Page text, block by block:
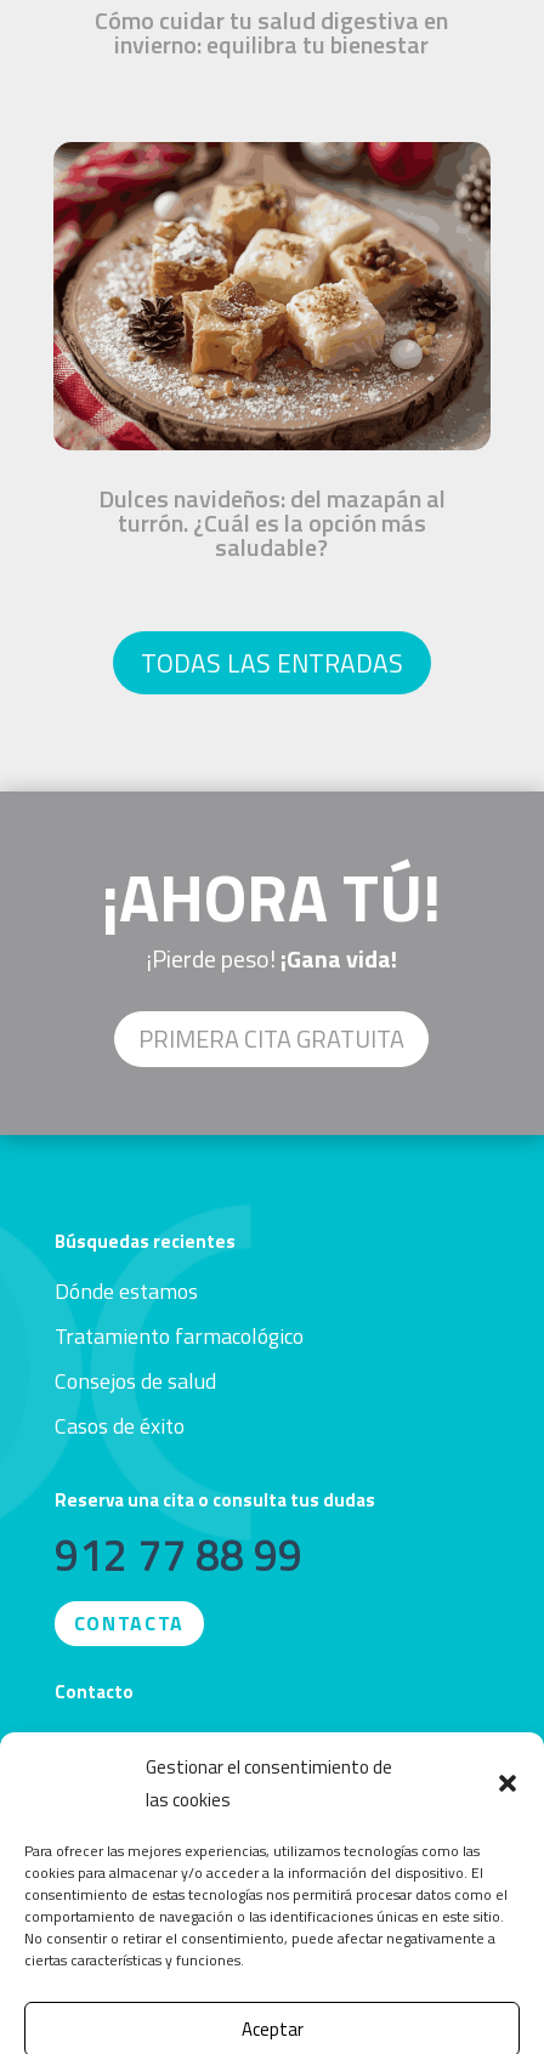
Gestionar el consentimiento de
las cookies
Para ofrecer las mejores experiencias, utilizamos tecnologías como las
cookies para almacenar y/o acceder a la información del dispositivo. El
consentimiento de estas tecnologías nos permitirá procesar datos como el
comportamiento de navegación o las identificaciones únicas en este sitio.
No consentir o retirar el consentimiento, puede afectar negativamente a
ciertas características y funciones.
Aceptar
Cómo cuidar tu salud digestiva en
invierno: equilibra tu bienestar
Dulces navideños: del mazapán al
turrón. ¿Cuál es la opción más
saludable?
TODAS LAS ENTRADAS
¡AHORA TÚ!
¡Pierde peso!¡Gana vida!
PRIMERA CITA GRATUITA
Búsquedas recientes
Dónde estamos
Tratamiento farmacológico
Consejos de salud
Casos de éxito
Reserva una cita o consulta tus dudas
912 77 88 99
CONTACTA
Contacto
info@obecentro.com